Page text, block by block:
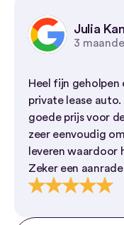
Julia
3
Heel fijn geholpen
private lease
goede prijs voor
zeer eenvoudig
leveren waardoor
Zeker een